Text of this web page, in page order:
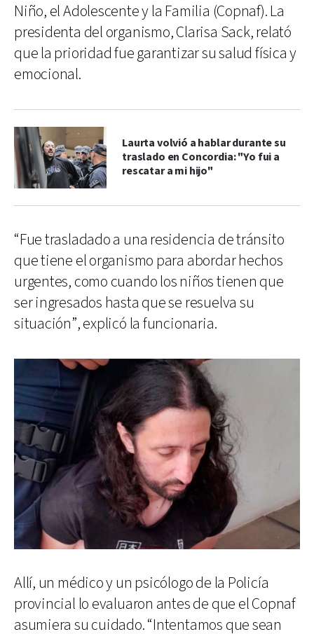
Niño, el Adolescente y la Familia (Copnaf). La
presidenta del organismo, Clarisa Sack, relató
que la prioridad fue garantizar su salud física y
emocional.
Laurta volvió a hablar durante su
traslado en Concordia: "Yo fui a
rescatar a mi hijo"
“Fue trasladado a una residencia de tránsito
que tiene el organismo para abordar hechos
urgentes, como cuando los niños tienen que
ser ingresados hasta que se resuelva su
situación”, explicó la funcionaria.
Allí, un médico y un psicólogo de la Policía
provincial lo evaluaron antes de que el Copnaf
asumiera su cuidado. “Intentamos que sean